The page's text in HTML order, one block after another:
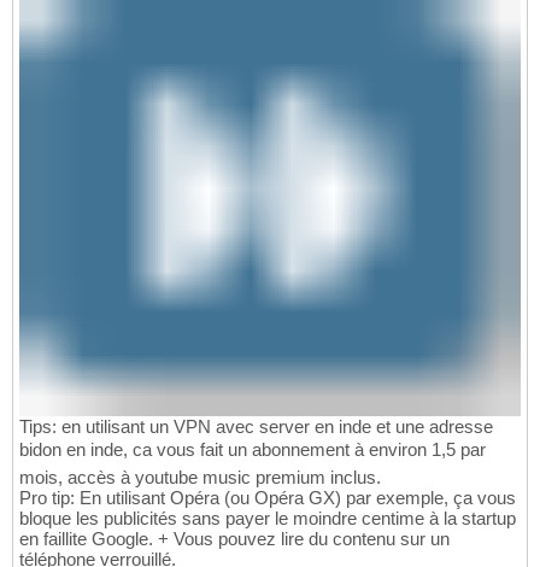
Tips: en utilisant un VPN avec server en inde et une adresse
bidon en inde, ca vous fait un abonnement à environ 1,5 par
mois, accès à youtube music premium inclus.
Pro tip: En utilisant Opéra (ou Opéra GX) par exemple, ça vous
bloque les publicités sans payer le moindre centime à la startup
en faillite Google. + Vous pouvez lire du contenu sur un
téléphone verrouillé.